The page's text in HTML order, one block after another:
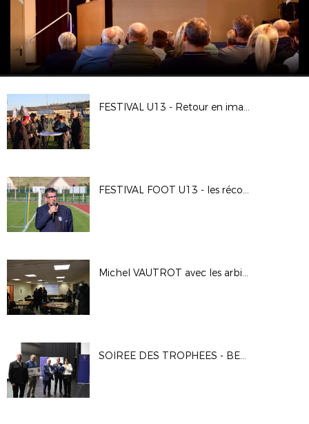
FESTIVAL U13 - Retour en images
FESTIVAL FOOT U13 - les récompenses
Michel VAUTROT avec les arbitres eurois
SOIREE DES TROPHEES - BENEVOLES